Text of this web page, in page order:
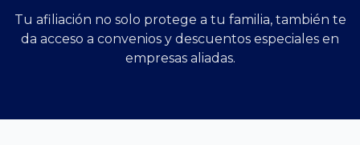
Tu afiliación no solo protege a tu familia, también te
da acceso a convenios y descuentos especiales en
empresas aliadas.